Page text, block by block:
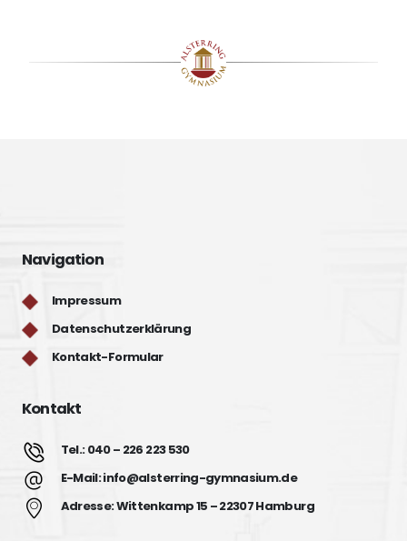
Navigation
Impressum
Datenschutzerklärung
Kontakt-Formular
Kontakt
Tel.: 040 – 226 223 530
E-Mail: info@alsterring-gymnasium.de
Adresse: Wittenkamp 15 – 22307 Hamburg